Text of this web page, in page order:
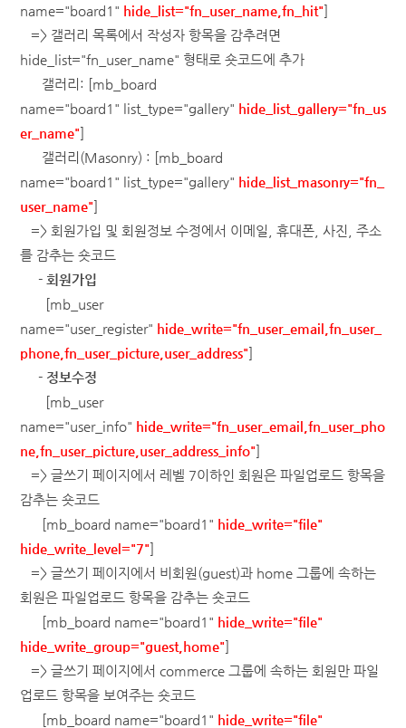
name="board1" hide_list="fn_user_name,fn_hit"]
=> 갤러리 목록에서 작성자 항목을 감추려면
hide_list="fn_user_name" 형태로 숏코드에 추가
갤러리: [mb_board
name="board1" list_type="gallery" hide_list_gallery="fn_us
er_name"]
갤러리(Masonry) : [mb_board
name="board1" list_type="gallery" hide_list_masonry="fn_
user_name"]
=> 회원가입 및 회원정보 수정에서 이메일, 휴대폰, 사진, 주소
를 감추는 숏코드
- 회원가입
[mb_user
name="user_register" hide_write="fn_user_email,fn_user_
phone,fn_user_picture,user_address"]
- 정보수정
[mb_user
name="user_info" hide_write="fn_user_email,fn_user_pho
ne,fn_user_picture,user_address_info"]
=> 글쓰기 페이지에서 레벨 7이하인 회원은 파일업로드 항목을
감추는 숏코드
[mb_board name="board1" hide_write="file"
hide_write_level="7"]
=> 글쓰기 페이지에서 비회원(guest)과 home 그룹에 속하는
회원은 파일업로드 항목을 감추는 숏코드
[mb_board name="board1" hide_write="file"
hide_write_group="guest,home"]
=> 글쓰기 페이지에서 commerce 그룹에 속하는 회원만 파일
업로드 항목을 보여주는 숏코드
[mb_board name="board1" hide_write="file"